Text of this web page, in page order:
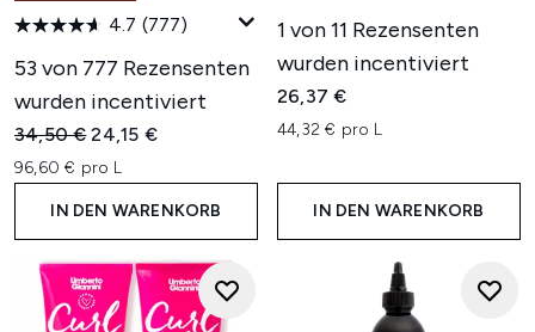
4.7 (777)
53 von 777 Rezensenten
wurden incentiviert
Unverbindliche Preisempfehlung:
34,50 €Aktueller Preis:
24,15 €
96,60 € pro L
IN DEN WARENKORB
1 von 11 Rezensenten
wurden incentiviert
26,37 €
44,32 € pro L
IN DEN WARENKORB